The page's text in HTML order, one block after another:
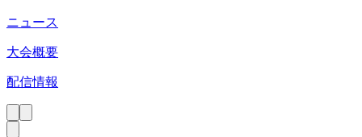
ニュース
大会概要
配信情報